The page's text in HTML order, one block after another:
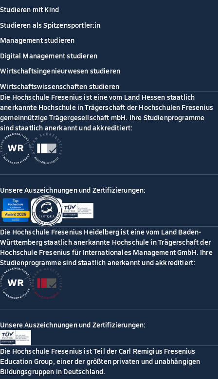
Studieren mit Kind
Studieren als Spitzensportler:in
Management studieren
Digital Management studieren
Wirtschaftsingenieurwesen studieren
Wirtschaftswissenschaften studieren
Die Hochschule Fresenius ist eine vom Land Hessen staatlich
anerkannte Hochschule in Trägerschaft der Hochschulen Fresenius
gemeinnützige Trägergesellschaft mbH. Ihre Studienprogramme
sind staatlich anerkannt und akkreditiert:
Unsere Auszeichnungen und Zertifizierungen:
Die Hochschule Fresenius Heidelberg ist eine vom Land Baden-
Württemberg staatlich anerkannte Hochschule in Trägerschaft der
Hochschule Fresenius für Internationales Management GmbH. Ihre
Studienprogramme sind staatlich anerkannt und akkreditiert:
Unsere Auszeichnungen und Zertifizierungen:
Die Hochschule Fresenius ist Teil der Carl Remigius Fresenius
Education Group, einer der größten privaten und unabhängigen
Bildungsgruppen in Deutschland.